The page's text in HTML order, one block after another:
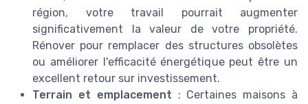
région, votre travail pourrait augmenter
significativement la valeur de votre propriété.
Rénover pour remplacer des structures obsolètes
ou améliorer l'efficacité énergétique peut être un
excellent retour sur investissement.
Terrain et emplacement : Certaines maisons à